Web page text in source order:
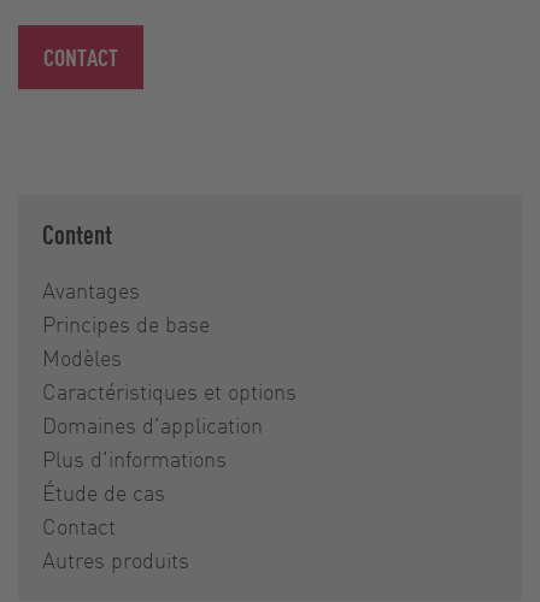
CONTACT
Content
Avantages
Principes de base
Modèles
Caractéristiques et options
Domaines d'application
Plus d'informations
Étude de cas
Contact
Autres produits